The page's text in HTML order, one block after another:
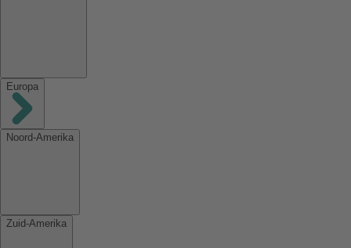
Europa
Noord-Amerika
Zuid-Amerika